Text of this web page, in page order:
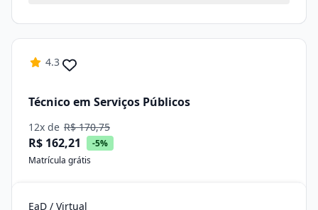
4.3
Técnico em Serviços Públicos
12x de R$ 170,75
R$ 162,21
-5%
Matrícula grátis
EaD / Virtual